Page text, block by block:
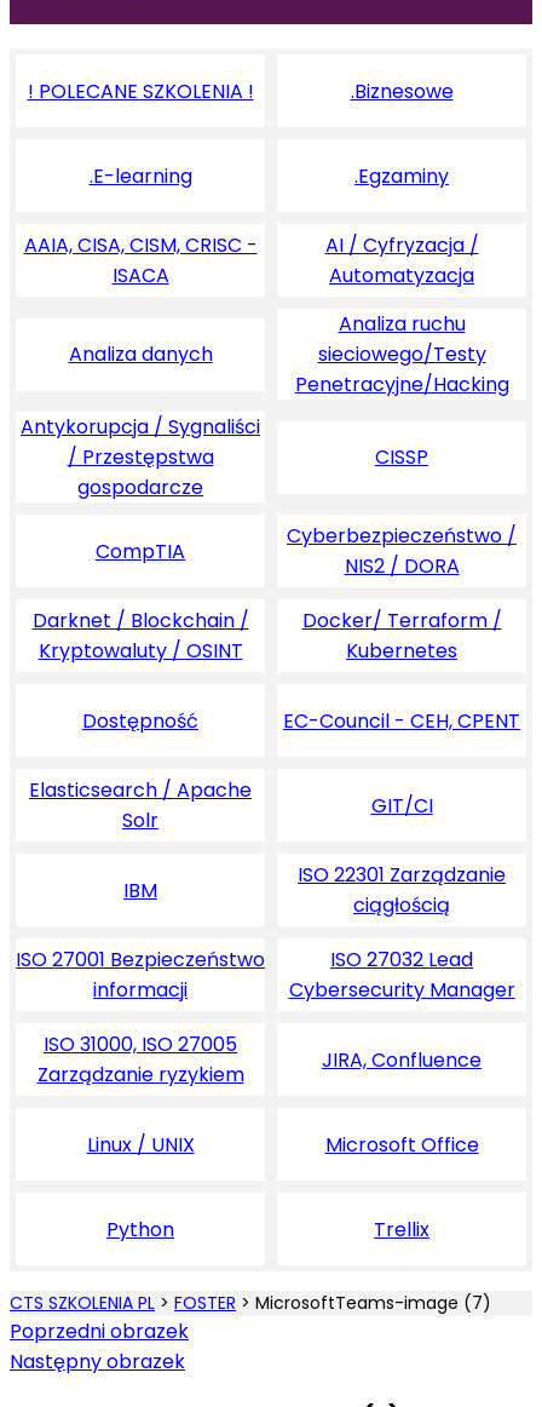
! POLECANE SZKOLENIA ! .Biznesowe
.E-learning .Egzaminy
AAIA, CISA, CISM, CRISC -
ISACA
AI / Cyfryzacja /
Automatyzacja
Analiza danych
Analiza ruchu
sieciowego/Testy
Penetracyjne/Hacking
Antykorupcja / Sygnaliści
/ Przestępstwa
gospodarcze
CISSP
CompTIA
Cyberbezpieczeństwo /
NIS2 / DORA
Darknet / Blockchain /
Kryptowaluty / OSINT
Docker/ Terraform /
Kubernetes
Dostępność EC-Council - CEH, CPENT
Elasticsearch / Apache
Solr
GIT/CI
IBM
ISO 22301 Zarządzanie
ciągłością
ISO 27001 Bezpieczeństwo
informacji
ISO 27032 Lead
Cybersecurity Manager
ISO 31000, ISO 27005
Zarządzanie ryzykiem
JIRA, Confluence
Linux / UNIX Microsoft Office
Python Trellix
CTS SZKOLENIA PL > FOSTER > MicrosoftTeams-image (7)
Poprzedni obrazek
Następny obrazek